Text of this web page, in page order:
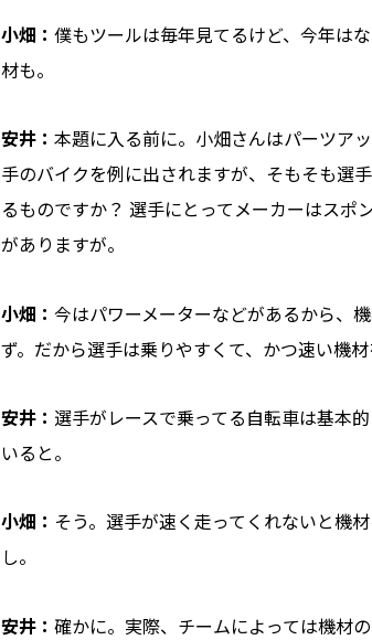
小畑： 僕もツールは毎年見てるけど、今年は
材も。
安井： 本題に入る前に。小畑さんはパーツア
手のバイクを例に出されますが、そもそも選
るものですか？ 選手にとってメーカーはスポ
がありますが。
小畑： 今はパワーメーターなどがあるから、
ず。だから選手は乗りやすくて、かつ速い機材
安井： 選手がレースで乗ってる自転車は基本
いると。
小畑： そう。選手が速く走ってくれないと機
し。
安井： 確かに。実際、チームによっては機材